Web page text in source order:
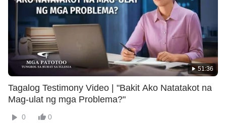
51:36
Tagalog Testimony Video | "Bakit Ako Natatakot na
Mag-ulat ng mga Problema?"
0 0